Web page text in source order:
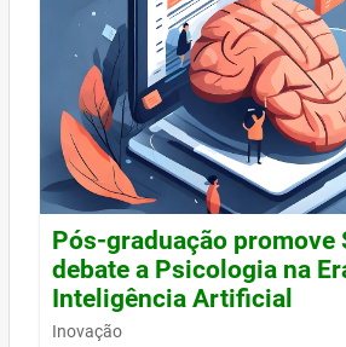
Pós-graduação promove
debate a Psicologia na
Inteligência Artificial
Inovação